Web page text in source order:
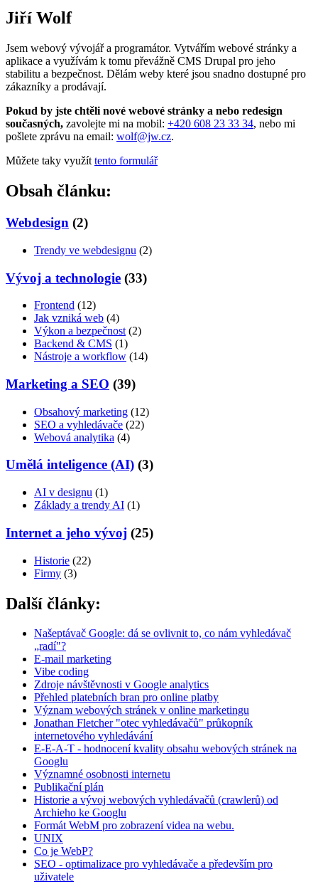
Jiří Wolf
Jsem webový vývojář a programátor. Vytvářím webové stránky a
aplikace a využívám k tomu převážně CMS Drupal pro jeho
stabilitu a bezpečnost. Dělám weby které jsou snadno dostupné pro
zákazníky a prodávají.
Pokud by jste chtěli nové webové stránky a nebo redesign
současných, zavolejte mi na mobil: +420 608 23 33 34, nebo mi
pošlete zprávu na email: wolf@jw.cz.
Můžete taky využít tento formulář
Obsah článku:
Webdesign (2)
Trendy ve webdesignu (2)
Vývoj a technologie (33)
Frontend (12)
Jak vzniká web (4)
Výkon a bezpečnost (2)
Backend & CMS (1)
Nástroje a workflow (14)
Marketing a SEO (39)
Obsahový marketing (12)
SEO a vyhledávače (22)
Webová analytika (4)
Umělá inteligence (AI) (3)
AI v designu (1)
Základy a trendy AI (1)
Internet a jeho vývoj (25)
Historie (22)
Firmy (3)
Další články:
Našeptávač Google: dá se ovlivnit to, co nám vyhledávač
„radí"?
E-mail marketing
Vibe coding
Zdroje návštěvnosti v Google analytics
Přehled platebních bran pro online platby
Význam webových stránek v online marketingu
Jonathan Fletcher "otec vyhledávačů" průkopník
internetového vyhledávání
E-E-A-T - hodnocení kvality obsahu webových stránek na
Googlu
Významné osobnosti internetu
Publikační plán
Historie a vývoj webových vyhledávačů (crawlerů) od
Archieho ke Googlu
Formát WebM pro zobrazení videa na webu.
UNIX
Co je WebP?
SEO - optimalizace pro vyhledávače a především pro
uživatele